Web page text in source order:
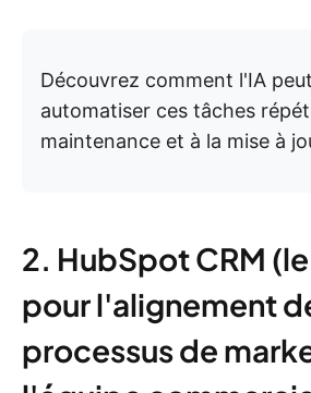
Découvrez comment l'IA
automatiser ces tâches
maintenance et à la mise à
2. HubSpot CRM
pour l'alignement
processus de